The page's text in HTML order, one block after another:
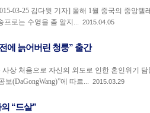
03-25 김다윗 기자] 올해 1월 중국의 중앙
프로는 수영을 좀 알지... 2015.04.05
에 늙어버린 청룽” 출간
사상 처음으로 자신의 외도로 인한 혼인위기
보(DaGongWang)”에 따르... 2015.03.29
“드살”